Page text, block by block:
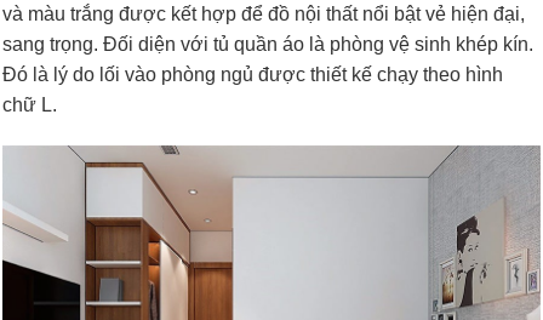
và màu trắng được kết hợp để đồ nội thất nổi bật vẻ hiện đại,
sang trọng. Đối diện với tủ quần áo là phòng vệ sinh khép kín.
Đó là lý do lối vào phòng ngủ được thiết kế chạy theo hình
chữ L.